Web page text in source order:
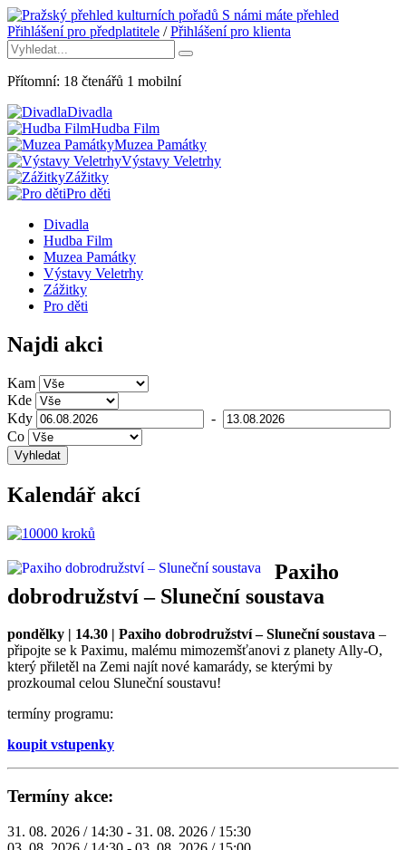
S námi máte přehled
Přihlášení pro předplatitele /Přihlášení pro klienta
Přítomní: 18 čtenářů 1 mobilní
Divadla
Hudba Film
Muzea Památky
Výstavy Veletrhy
Zážitky
Pro děti
Divadla
Hudba Film
Muzea Památky
Výstavy Veletrhy
Zážitky
Pro děti
Najdi akci
Kam
Kde
Kdy
-
Co
Vyhledat
Kalendář akcí
Paxiho
dobrodružství – Sluneční soustava
pondělky | 14.30 | Paxiho dobrodružství – Sluneční soustava –
připojte se k Paximu, malému mimozemšťanovi z planety Ally-O,
který přiletěl na Zemi najít nové kamarády, se kterými by
prozkoumal celou Sluneční soustavu!
termíny programu:
koupit vstupenky
Termíny akce:
31. 08. 2026 / 14:30 - 31. 08. 2026 / 15:30